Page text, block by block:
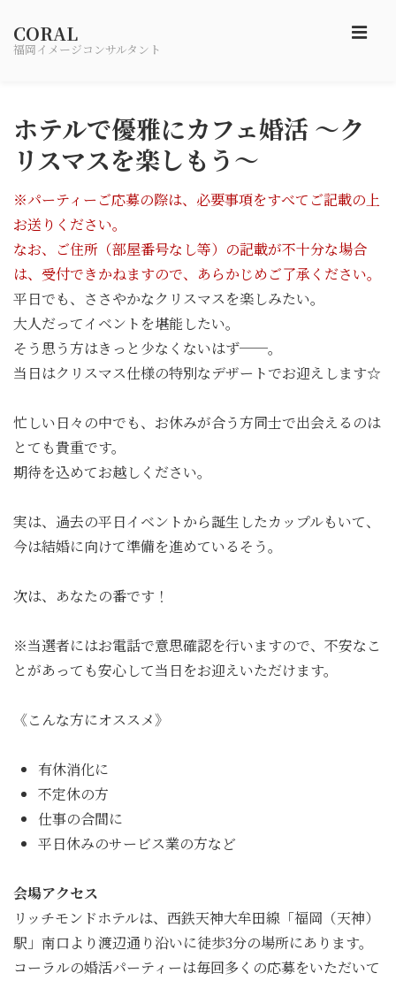
CORAL
福岡イメージコンサルタント
イ
ン
ナ
ビ
ゲ
ー
シ
ョ
ン
メ
ホテルで優雅にカフェ婚活 ～ク
リスマスを楽しもう〜
※パーティーご応募の際は、必要事項をすべてご記載の上
お送りください。
なお、ご住所（部屋番号なし等）の記載が不十分な場合
は、受付できかねますので、あらかじめご了承ください。
平日でも、ささやかなクリスマスを楽しみたい。
大人だってイベントを堪能したい。
そう思う方はきっと少なくないはず──。
当日はクリスマス仕様の特別なデザートでお迎えします☆
忙しい日々の中でも、お休みが合う方同士で出会えるのは
とても貴重です。
期待を込めてお越しください。
実は、過去の平日イベントから誕生したカップルもいて、
今は結婚に向けて準備を進めているそう。
次は、あなたの番です！
※当選者にはお電話で意思確認を行いますので、不安なこ
とがあっても安心して当日をお迎えいただけます。
《こんな方にオススメ》
有休消化に
不定休の方
仕事の合間に
平日休みのサービス業の方など
会場アクセス
リッチモンドホテルは、西鉄天神大牟田線「福岡（天神）
駅」南口より渡辺通り沿いに徒歩3分の場所にあります。
コーラルの婚活パーティーは毎回多くの応募をいただいて